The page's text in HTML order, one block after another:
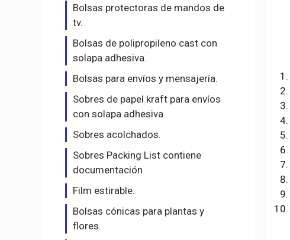
Bolsas protectoras de mandos de
tv.
Bolsas de polipropileno cast con
solapa adhesiva.
Bolsas para envíos y mensajería.
Sobres de papel kraft para envíos
con solapa adhesiva
Sobres acolchados.
Sobres Packing List contiene
documentación
Film estirable.
Bolsas cónicas para plantas y
flores.